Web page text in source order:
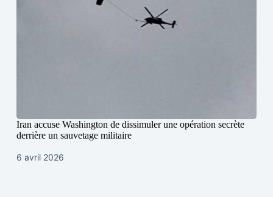
Iran accuse Washington de dissimuler une opération secrète
derrière un sauvetage militaire
6 avril 2026